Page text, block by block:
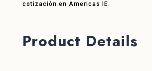
cotización en Americas IE.
Product Details